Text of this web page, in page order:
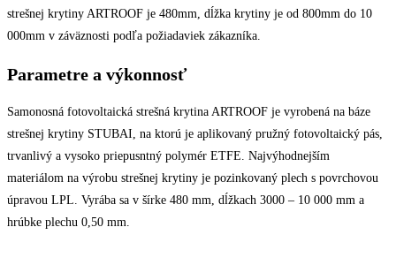
strešnej krytiny ARTROOF je 480mm, dĺžka krytiny je od 800mm do 10
000mm v záväznosti podľa požiadaviek zákazníka.
Parametre a výkonnosť
Samonosná fotovoltaická strešná krytina ARTROOF je vyrobená na báze
strešnej krytiny STUBAI, na ktorú je aplikovaný pružný fotovoltaický pás,
trvanlivý a vysoko priepusntný polymér ETFE. Najvýhodnejším
materiálom na výrobu strešnej krytiny je pozinkovaný plech s povrchovou
úpravou LPL. Vyrába sa v šírke 480 mm, dĺžkach 3000 – 10 000 mm a
hrúbke plechu 0,50 mm.